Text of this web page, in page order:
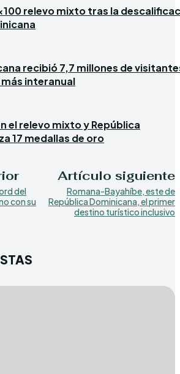
relevo mixto tras la
recibió 7,7 millones de
interanual
el relevo mixto y República
17 medallas de oro
del
con su
Artículo siguiente
Romana-Bayahíbe, este de
República Dominicana, el primer
destino turístico inclusivo